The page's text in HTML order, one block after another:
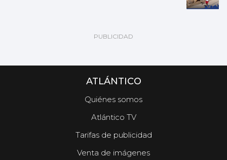
ATLÁNTICO
Quiénes somos
Atlántico TV
Tarifas de publicidad
Venta de imágenes